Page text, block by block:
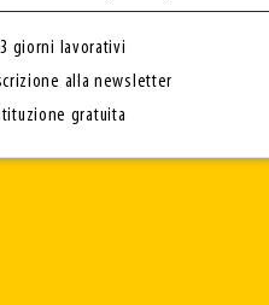
giorni lavorativi
alla newsletter
gratuita